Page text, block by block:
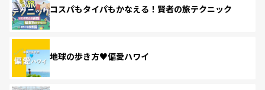
コスパもタイパもかなえる！賢者の旅テクニック
地球の歩き方♥偏愛ハワイ